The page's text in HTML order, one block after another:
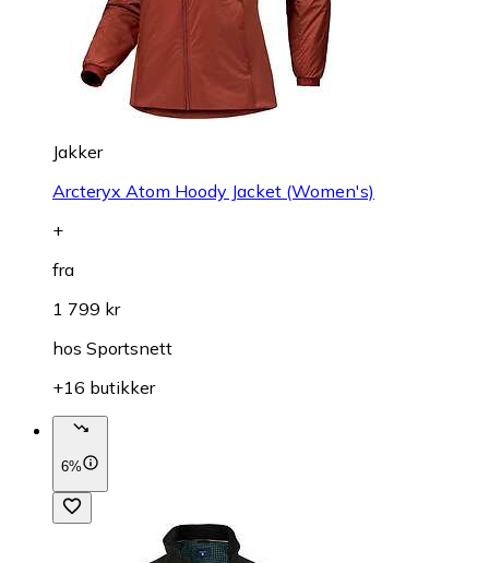
Jakker
Arcteryx Atom Hoody Jacket (Women's)
+
fra
1 799 kr
hos Sportsnett
+16 butikker
6%